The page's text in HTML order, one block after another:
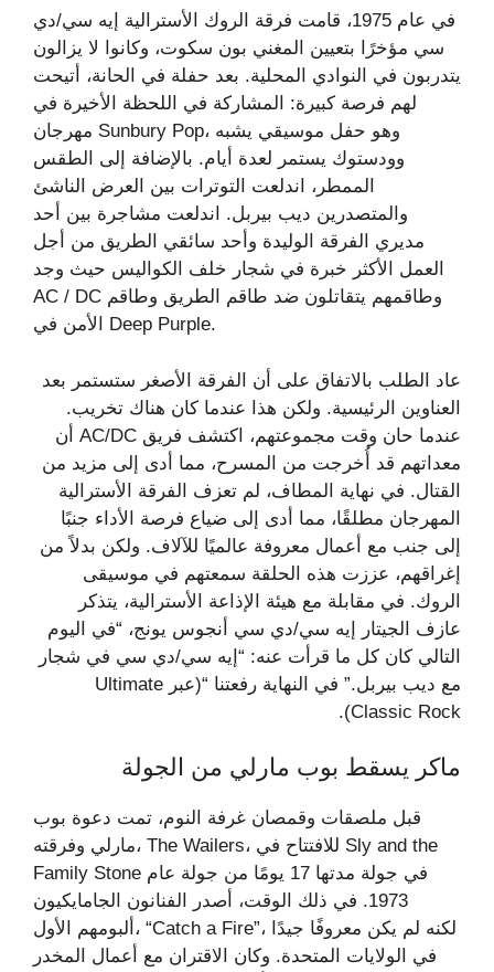
في عام 1975، قامت فرقة الروك الأسترالية إيه سي/دي
سي مؤخرًا بتعيين المغني بون سكوت، وكانوا لا يزالون
يتدربون في النوادي المحلية. بعد حفلة في الحانة، أتيحت
لهم فرصة كبيرة: المشاركة في اللحظة الأخيرة في
مهرجان Sunbury Pop، وهو حفل موسيقي يشبه
وودستوك يستمر لعدة أيام. بالإضافة إلى الطقس
الممطر، اندلعت التوترات بين العرض الناشئ
والمتصدرين ديب بيربل. اندلعت مشاجرة بين أحد
مديري الفرقة الوليدة وأحد سائقي الطريق من أجل
العمل الأكثر خبرة في شجار خلف الكواليس حيث وجد
AC / DC وطاقمهم يتقاتلون ضد طاقم الطريق وطاقم
الأمن في Deep Purple.
عاد الطلب بالاتفاق على أن الفرقة الأصغر ستستمر بعد
العناوين الرئيسية. ولكن هذا عندما كان هناك تخريب.
عندما حان وقت مجموعتهم، اكتشف فريق AC/DC أن
معداتهم قد أُخرجت من المسرح، مما أدى إلى مزيد من
القتال. في نهاية المطاف، لم تعزف الفرقة الأسترالية
المهرجان مطلقًا، مما أدى إلى ضياع فرصة الأداء جنبًا
إلى جنب مع أعمال معروفة عالميًا للآلاف. ولكن بدلاً من
إغراقهم، عززت هذه الحلقة سمعتهم في موسيقى
الروك. في مقابلة مع هيئة الإذاعة الأسترالية، يتذكر
عازف الجيتار إيه سي/دي سي أنجوس يونج، “في اليوم
التالي كان كل ما قرأت عنه: “إيه سي/دي سي في شجار
مع ديب بيربل.” في النهاية رفعتنا “(عبر Ultimate
Classic Rock).
ماكر يسقط بوب مارلي من الجولة
قبل ملصقات وقمصان غرفة النوم، تمت دعوة بوب
مارلي وفرقته، The Wailers، للافتتاح في Sly and the
Family Stone في جولة مدتها 17 يومًا من جولة عام
1973. في ذلك الوقت، أصدر الفنانون الجامايكيون
ألبومهم الأول، “Catch a Fire”، لكنه لم يكن معروفًا جيدًا
في الولايات المتحدة. وكان الاقتران مع أعمال المخدر